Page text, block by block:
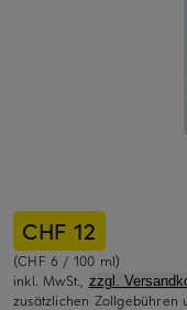
CHF 12
(CHF 6 / 100 ml)
inkl. MwSt., zzgl.
zusätzlichen Zollgebühren